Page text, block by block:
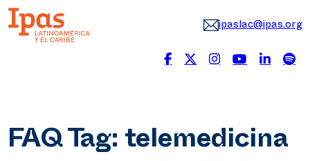
ipaslac@ipas.org
FAQ Tag: telemedicina